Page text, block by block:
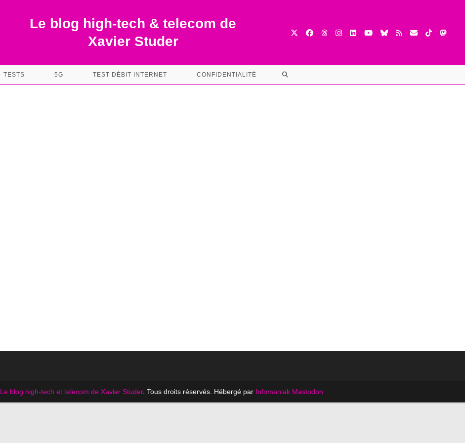
Le blog high-tech & telecom de
Xavier Studer
TESTS 5G TEST DÉBIT INTERNET CONFIDENTIALITÉ TOGGLE
Le blog high-tech et telecom de Xavier Studer. Tous droits réservés. Hébergé par Infomaniak Mastodon